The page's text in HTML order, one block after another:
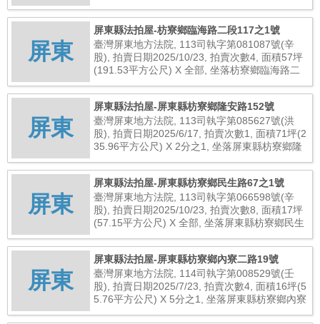
屏東
屏東縣法拍屋-枋寮鄉臨海路二段117之1號
臺灣屏東地方法院, 113司執字第081087號(辛
股), 拍賣日期2025/10/23, 拍賣次數4, 面積57坪
(191.53平方公尺) X 全部, 坐落枋寮鄉臨海路二
屏東
屏東縣法拍屋-屏東縣枋寮鄉隆安路152號
臺灣屏東地方法院, 113司執字第085627號(洪
股), 拍賣日期2025/6/17, 拍賣次數1, 面積71坪(2
35.96平方公尺) X 2分之1, 坐落屏東縣枋寮鄉隆
屏東
屏東縣法拍屋-屏東縣枋寮鄉民生路67之1號
臺灣屏東地方法院, 113司執字第066598號(辛
股), 拍賣日期2025/10/23, 拍賣次數8, 面積17坪
(57.15平方公尺) X 全部, 坐落屏東縣枋寮鄉民生
屏東
屏東縣法拍屋-屏東縣枋寮鄉內寮二路19號
臺灣屏東地方法院, 114司執字第008529號(壬
股), 拍賣日期2025/7/23, 拍賣次數4, 面積16坪(5
5.76平方公尺) X 5分之1, 坐落屏東縣枋寮鄉內寮